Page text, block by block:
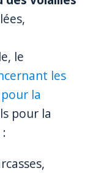
le
les
la
pour la